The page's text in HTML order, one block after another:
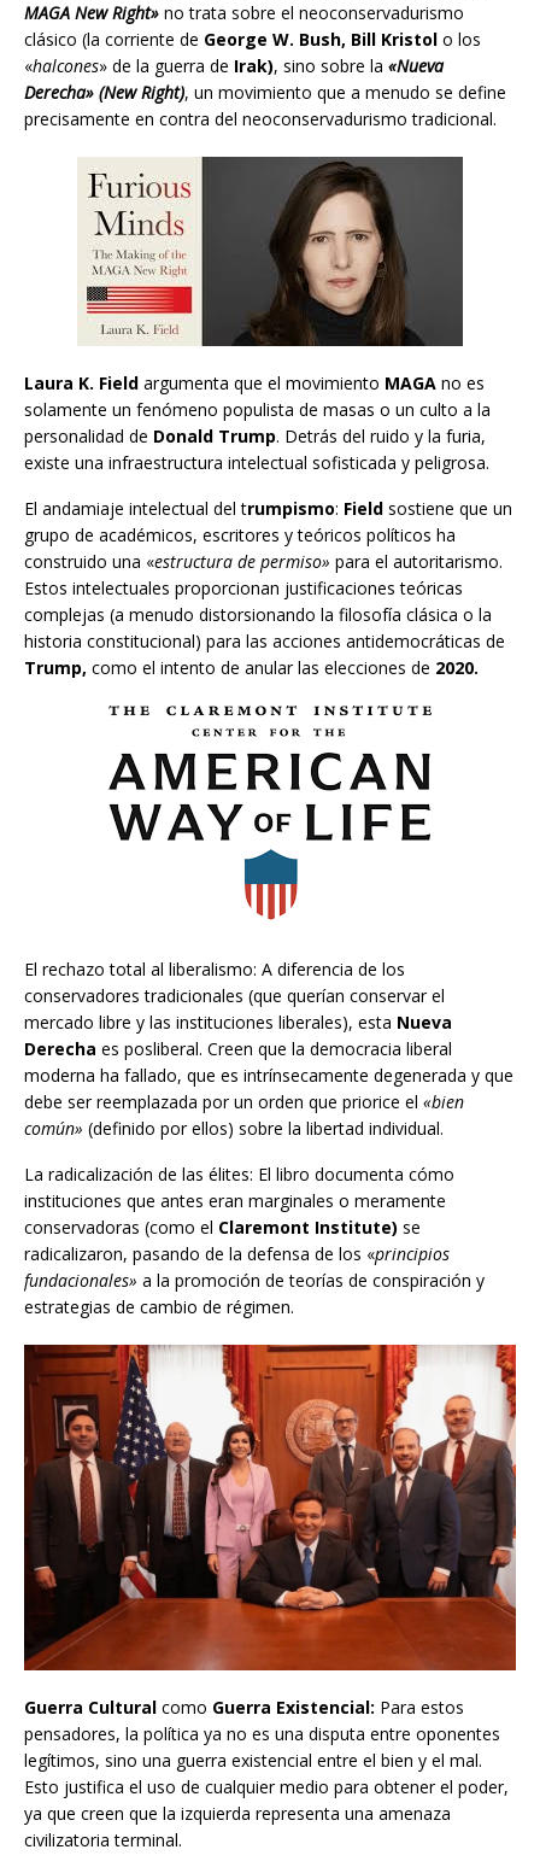
MAGA New Right» no trata sobre el neoconservadurismo
clásico (la corriente de George W. Bush, Bill Kristol o los
«halcones» de la guerra de Irak), sino sobre la «Nueva
Derecha» (New Right), un movimiento que a menudo se define
precisamente en contra del neoconservadurismo tradicional.
Laura K. Field argumenta que el movimiento MAGA no es
solamente un fenómeno populista de masas o un culto a la
personalidad de Donald Trump. Detrás del ruido y la furia,
existe una infraestructura intelectual sofisticada y peligrosa.
El andamiaje intelectual del trumpismo: Field sostiene que un
grupo de académicos, escritores y teóricos políticos ha
construido una «estructura de permiso» para el autoritarismo.
Estos intelectuales proporcionan justificaciones teóricas
complejas (a menudo distorsionando la filosofía clásica o la
historia constitucional) para las acciones antidemocráticas de
Trump, como el intento de anular las elecciones de 2020.
El rechazo total al liberalismo: A diferencia de los
conservadores tradicionales (que querían conservar el
mercado libre y las instituciones liberales), esta Nueva
Derecha es posliberal. Creen que la democracia liberal
moderna ha fallado, que es intrínsecamente degenerada y que
debe ser reemplazada por un orden que priorice el «bien
común» (definido por ellos) sobre la libertad individual.
La radicalización de las élites: El libro documenta cómo
instituciones que antes eran marginales o meramente
conservadoras (como el Claremont Institute) se
radicalizaron, pasando de la defensa de los «principios
fundacionales» a la promoción de teorías de conspiración y
estrategias de cambio de régimen.
Guerra Cultural como Guerra Existencial: Para estos
pensadores, la política ya no es una disputa entre oponentes
legítimos, sino una guerra existencial entre el bien y el mal.
Esto justifica el uso de cualquier medio para obtener el poder,
ya que creen que la izquierda representa una amenaza
civilizatoria terminal.